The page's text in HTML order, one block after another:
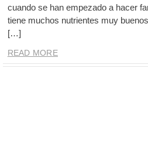
cuando se han empezado a hacer
tiene muchos nutrientes muy
[…]
READ MORE